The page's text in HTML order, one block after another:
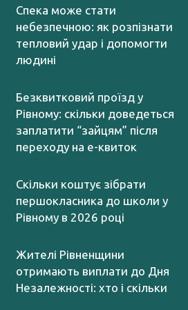
Спека може стати
небезпечною: як розпізнати
тепловий удар і допомогти
людині
Безквитковий проїзд у
Рівному: скільки доведеться
заплатити “зайцям” після
переходу на е-квиток
Скільки коштує зібрати
першокласника до школи у
Рівному в 2026 році
Жителі Рівненщини
отримають виплати до Дня
Незалежності: хто і скільки